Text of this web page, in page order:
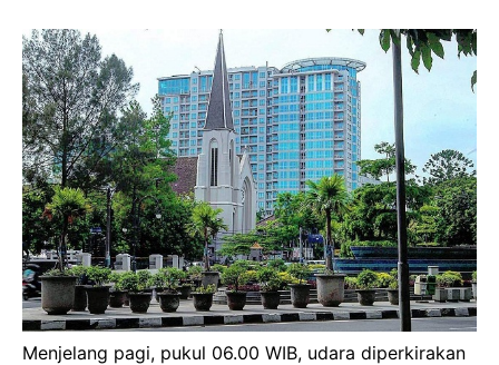
Menjelang pagi, pukul 06.00 WIB, udara diperkirakan